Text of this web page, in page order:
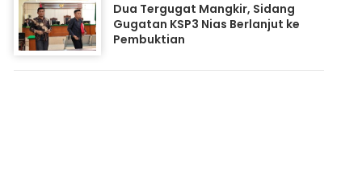
Dua Tergugat Mangkir, Sidang
Gugatan KSP3 Nias Berlanjut ke
Pembuktian